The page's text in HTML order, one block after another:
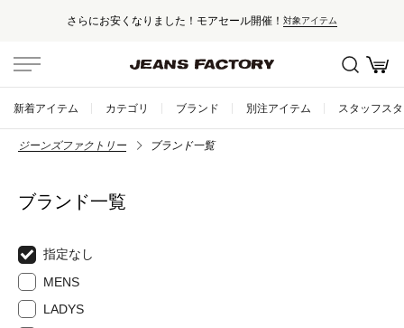
さらにお安くなりました！モアセール開催！ 対象アイテム
新着アイテム カテゴリ ブランド 別注アイテム スタッフス
ジーンズファクトリー ブランド一覧
ブランド一覧
指定なし
MENS
LADYS